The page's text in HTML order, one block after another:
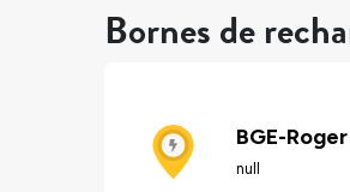
Bornes de
BGE-
null